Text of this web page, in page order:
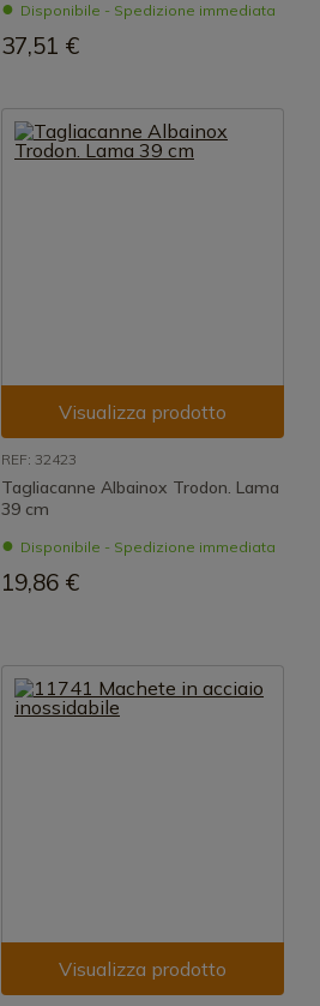
Disponibile - Spedizione immediata
37,51 €
Visualizza prodotto
REF: 32423
Tagliacanne Albainox Trodon. Lama
39 cm
Disponibile - Spedizione immediata
19,86 €
Visualizza prodotto